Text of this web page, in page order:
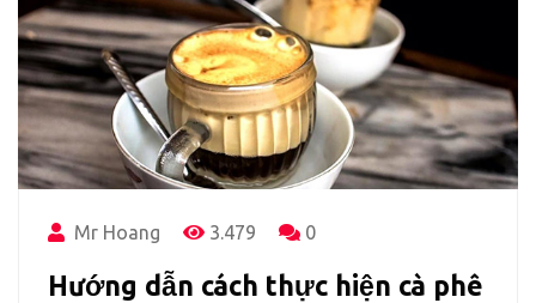
Mr Hoang 3.479 0
Hướng dẫn cách thực hiện cà phê